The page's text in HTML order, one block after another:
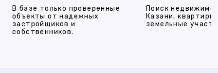
В базе только проверенные
объекты от надежных
застройщиков и
собственников.
Поиск
Казани,
земельные